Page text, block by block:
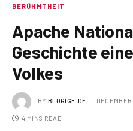
BERÜHMTHEIT
Apache
Geschichte
Volkes
BY BLOGIGE.DE
4 MINS READ